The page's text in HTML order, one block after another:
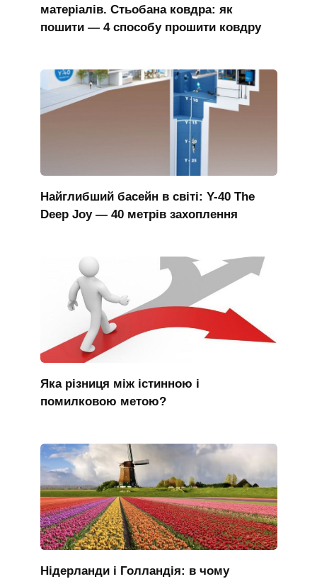
матеріалів. Стьобана ковдра: як
пошити — 4 способу прошити ковдру
Найглибший басейн в світі: Y-40 The
Deep Joy — 40 метрів захоплення
Яка різниця між істинною і
помилковою метою?
Нідерланди і Голландія: в чому